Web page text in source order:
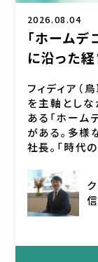
2026.08.04
「ホーム
に沿った
フィディア（
を主軸としな
ある「ホーム
がある。多
社長。「時代